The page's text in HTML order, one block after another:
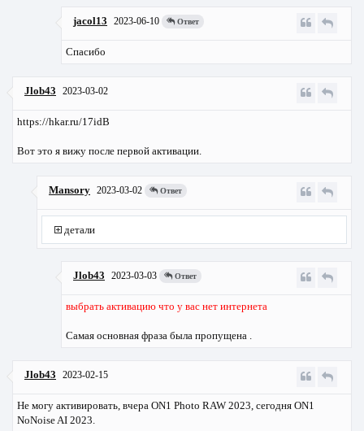
jacol13 2023-06-10 Ответ
Спасибо
Jlob43 2023-03-02
https://hkar.ru/17idB
Вот это я вижу после первой активации.
Mansory 2023-03-02 Ответ
детали
Jlob43 2023-03-03 Ответ
выбрать активацию что у вас нет интернета
Самая основная фраза была пропущена .
Jlob43 2023-02-15
Не могу активировать, вчера ON1 Photo RAW 2023, сегодня ON1
NoNoise AI 2023.